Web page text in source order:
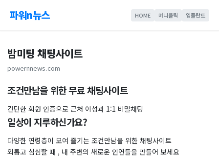
파워n뉴스 HOME 머니클릭 임플란트
밤미팅 채팅사이트
powernnews.com
조건만남을 위한 무료 채팅사이트
​간단한 회원 인증으로 근처 이성과 1:1 비밀채팅
일상이 지루하신가요?
다양한 연령층이 모여 즐기는 조건만남을 위한 채팅사이트
외롭고 심심할 때 , 내 주변의 새로운 인연들을 만들어 보세요